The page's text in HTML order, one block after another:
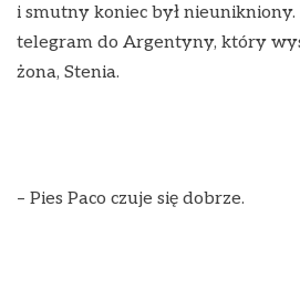
i smutny koniec był
telegram do Argentyny, który
żona, Stenia.
– Pies Paco czuje się dobrze.